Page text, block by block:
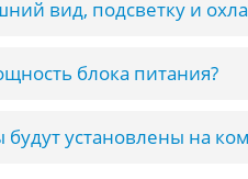
вид, подсветку и
блока питания?
установлены на